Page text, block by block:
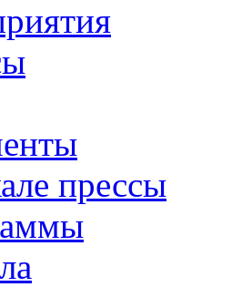
прессы